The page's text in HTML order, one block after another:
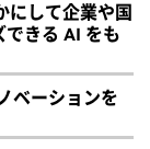
して企業や国
できる AI をも
ベーションを